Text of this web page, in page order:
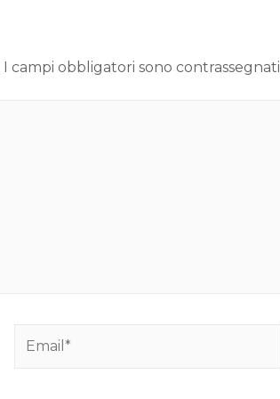
I campi obbligatori sono contrassegnati